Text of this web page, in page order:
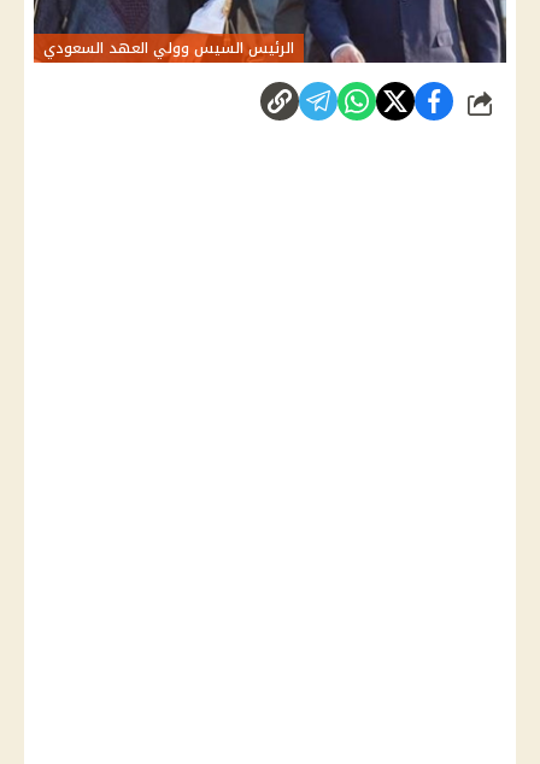
الرئيس السيس وولي العهد السعودي
شارك